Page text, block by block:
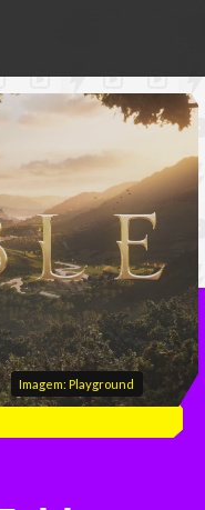
Imagem: Playground